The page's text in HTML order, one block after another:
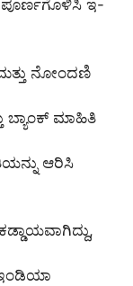
ಪೂರ್ಣಗೊಳಿಸಿ ಇ-
ನೋಂದಣಿ
ಬ್ಯಾಂಕ್ ಮಾಹಿತಿ
ಆರಿಸಿ